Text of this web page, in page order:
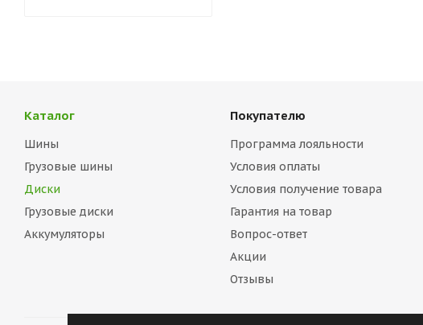
Каталог
Шины
Грузовые шины
Диски
Грузовые диски
Аккумуляторы
Покупателю
Программа лояльности
Условия оплаты
Условия получение товара
Гарантия на товар
Вопрос-ответ
Акции
Отзывы